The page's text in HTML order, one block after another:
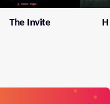
The Invite